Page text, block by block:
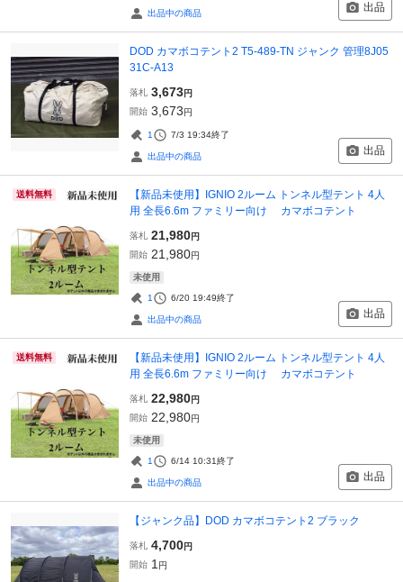
出品中の商品 出品
DOD カマボコテント2 T5-489-TN ジャンク 管理8J05
31C-A13
落札 3,673円
開始 3,673円
1 7/3 19:34終了
出品中の商品 出品
送料無料
【新品未使用】IGNIO 2ルーム トンネル型テント 4人
用 全長6.6m ファミリー向け カマボコテント
落札 21,980円
開始 21,980円
未使用
1 6/20 19:49終了
出品中の商品 出品
送料無料
【新品未使用】IGNIO 2ルーム トンネル型テント 4人
用 全長6.6m ファミリー向け カマボコテント
落札 22,980円
開始 22,980円
未使用
1 6/14 10:31終了
出品中の商品 出品
【ジャンク品】DOD カマボコテント2 ブラック
落札 4,700円
開始 1 円